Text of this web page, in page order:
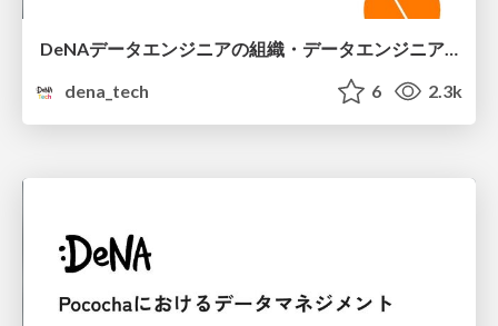
DeNAデータエンジニアの組織・データエンジニアキャリアについて
dena_tech
6 2.3k